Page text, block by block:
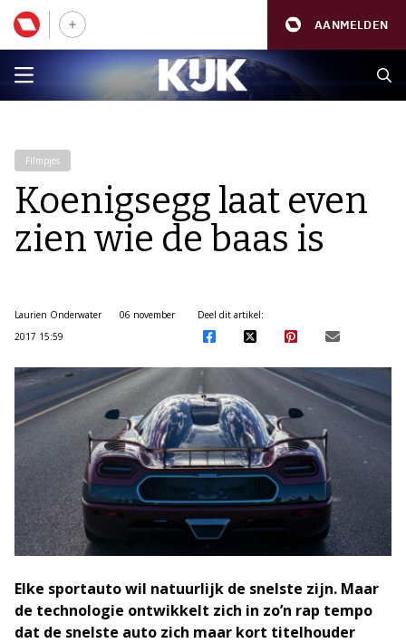
AANMELDEN
Filmpjes
Koenigsegg laat even
zien wie de baas is
Laurien Onderwater
06 november
2017 15:59
Deel dit artikel:
Elke sportauto wil natuurlijk de snelste zijn. Maar
de technologie ontwikkelt zich in zo’n rap tempo
dat de snelste auto zich maar kort titelhouder